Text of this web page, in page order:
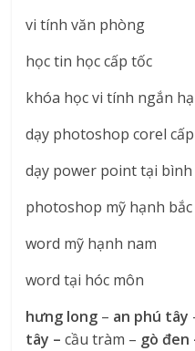
vi tính văn phòng
học tin học cấp tốc
khóa học vi tính ngắn
dạy photoshop corel
dạy power point tại bình
photoshop mỹ hạnh bắc
word mỹ hạnh nam
word tại hóc môn
hưng long – an phú tây
tây –cầu tràm – gò